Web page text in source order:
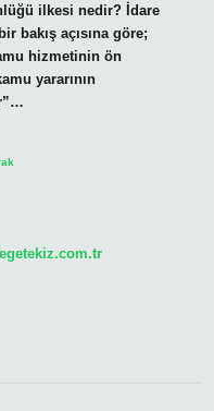
ilkesi nedir? İdare
bakış açısına göre;
hizmetinin ön
yararının